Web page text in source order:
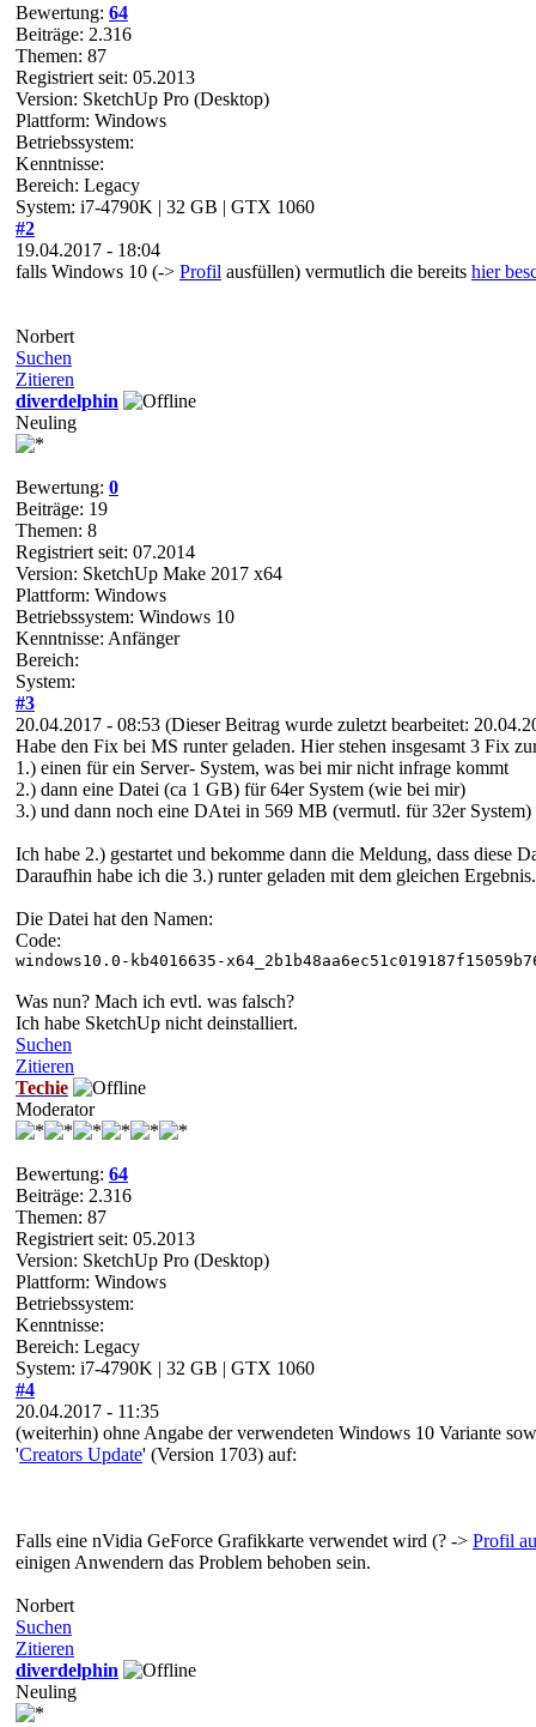
Bewertung: 64
Beiträge: 2.316
Themen: 87
Registriert seit: 05.2013
Version: SketchUp Pro (Desktop)
Plattform: Windows
Betriebssystem:
Kenntnisse:
Bereich: Legacy
System: i7-4790K | 32 GB | GTX 1060
#2
19.04.2017 - 18:04
falls Windows 10 (-> Profil ausfüllen) vermutlich die bereits hier
Norbert
Suchen
Zitieren
diverdelphin
Neuling
Bewertung: 0
Beiträge: 19
Themen: 8
Registriert seit: 07.2014
Version: SketchUp Make 2017 x64
Plattform: Windows
Betriebssystem: Windows 10
Kenntnisse: Anfänger
Bereich:
System:
#3
20.04.2017 - 08:53 (Dieser Beitrag wurde zuletzt bearbeitet:
Habe den Fix bei MS runter geladen. Hier stehen insgesamt 3 Fix
1.) einen für ein Server- System, was bei mir nicht infrage kommt
2.) dann eine Datei (ca 1 GB) für 64er System (wie bei mir)
3.) und dann noch eine DAtei in 569 MB (vermutl. für 32er System)
Ich habe 2.) gestartet und bekomme dann die Meldung, dass diese
Daraufhin habe ich die 3.) runter geladen mit dem gleichen Ergebnis.
Die Datei hat den Namen:
Code:
windows10.0-kb4016635-
Was nun? Mach ich evtl. was falsch?
Ich habe SketchUp nicht deinstalliert.
Suchen
Zitieren
Techie
Moderator
Bewertung: 64
Beiträge: 2.316
Themen: 87
Registriert seit: 05.2013
Version: SketchUp Pro (Desktop)
Plattform: Windows
Betriebssystem:
Kenntnisse:
Bereich: Legacy
System: i7-4790K | 32 GB | GTX 1060
#4
20.04.2017 - 11:35
(weiterhin) ohne Angabe der verwendeten Windows 10 Variante
'Creators Update' (Version 1703) auf:
Falls eine nVidia GeForce Grafikkarte verwendet wird (? -> Profil
einigen Anwendern das Problem behoben sein.
Norbert
Suchen
Zitieren
diverdelphin
Neuling